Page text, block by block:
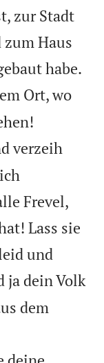
zur Stadt
Haus
habe.
Ort, wo
verzeih
Frevel,
Lass sie
und
ja dein Volk
dem